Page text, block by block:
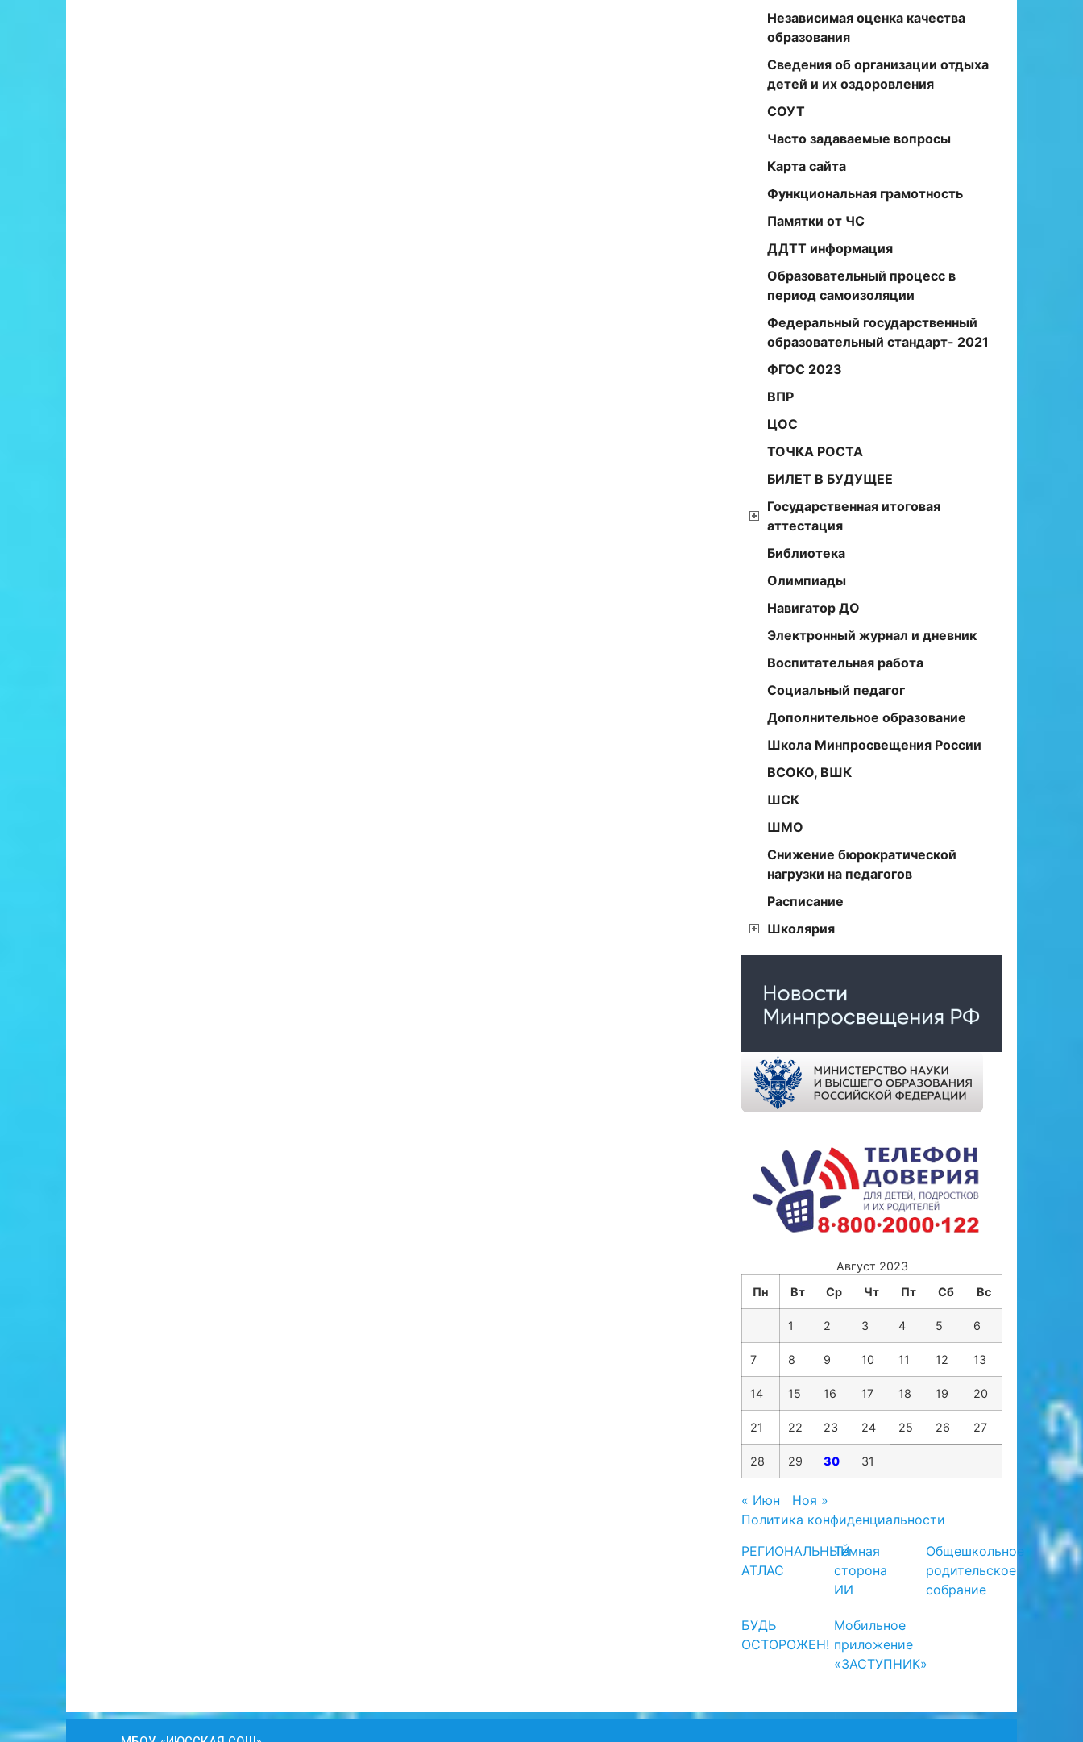
Независимая оценка качества
образования
Сведения об организации отдыха
детей и их оздоровления
СОУТ
Часто задаваемые вопросы
Карта сайта
Функциональная грамотность
Памятки от ЧС
ДДТТ информация
Образовательный процесс в
период самоизоляции
Федеральный государственный
образовательный стандарт- 2021
ФГОС 2023
ВПР
ЦОС
ТОЧКА РОСТА
БИЛЕТ В БУДУЩЕЕ
Государственная итоговая
аттестация
Библиотека
Олимпиады
Навигатор ДО
Электронный журнал и дневник
Воспитательная работа
Социальный педагог
Дополнительное образование
Школа Минпросвещения России
ВСОКО, ВШК
ШСК
ШМО
Снижение бюрократической
нагрузки на педагогов
Расписание
Школярия
Август 2023
Пн
Вт Ср Чт Пт Сб Вс
1 2 3 4 5 6
7 8 9 10 11 12 13
14 15 16 17 18 19 20
21 22 23 24 25 26 27
28 29 30 31
« Июн
Ноя »
Политика конфиденциальности
РЕГИОНАЛЬНЫЙ
АТЛАС
Темная
сторона
ИИ
Общешкольное
родительское
собрание
БУДЬ
ОСТОРОЖЕН!
Мобильное
приложение
«ЗАСТУПНИК»